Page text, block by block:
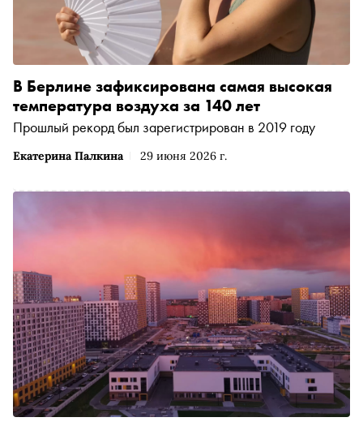
Екатерина Палкина 29 июня 2026 г.
В Берлине зафиксирована самая высокая
температура воздуха за 140 лет
Прошлый рекорд был зарегистрирован в 2019 году